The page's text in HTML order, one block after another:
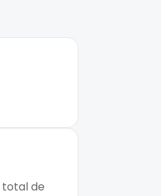
total de